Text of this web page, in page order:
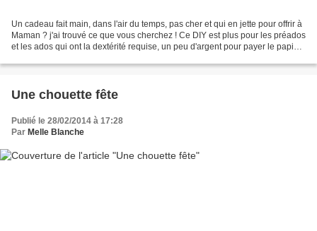
Un cadeau fait main, dans l'air du temps, pas cher et qui en jette pour offrir à
Maman ? j'ai trouvé ce que vous cherchez ! Ce DIY est plus pour les préados
et les ados qui ont la dextérité requise, un peu d'argent pour payer le papier
Une chouette fête
Publié le 28/02/2014 à 17:28
Par Melle Blanche